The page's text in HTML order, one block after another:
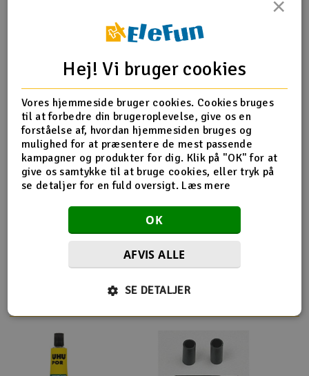
Radio udstyr
Raketter
Scooter & elkøretøj
Slot racing
Smarthjem, leg og hobby
Værktøj, udstyr og tilbehør
Gavekort
Produkt information
DB122 Kwick-Link Nylon 2stk
Disse sikker-låse Nylon Kwik-Links er selvtrådende nylon
til 2-56 stænger eller gevindkoblinger.
Flere så også med
Hej! Vi bruger cookies
Vores hjemmeside bruger cookies. Cookies bruges
til at forbedre din brugeroplevelse, give os en
forståelse af, hvordan hjemmesiden bruges og
mulighed for at præsentere de mest passende
kampagner og produkter for dig. Klik på "OK" for at
give os samtykke til at bruge cookies, eller tryk på
se detaljer for en fuld oversigt. Læs mere
OK
AFVIS ALLE
SE DETALJER